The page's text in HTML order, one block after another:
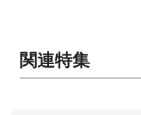
関連特集